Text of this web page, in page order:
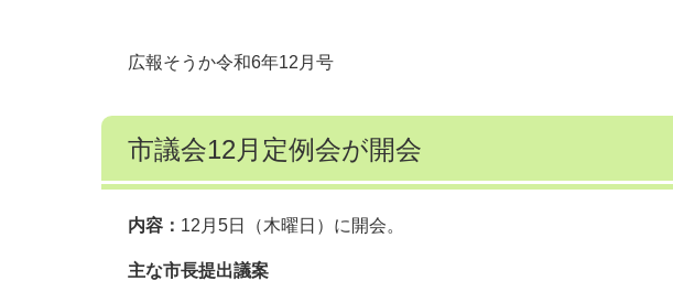
広報そうか令和6年12月号
市議会12月定例会が開会
内容： 12月5日（木曜日）に開会。
主な市長提出議案